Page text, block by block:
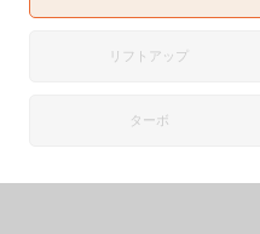
リフトアップ
ターボ